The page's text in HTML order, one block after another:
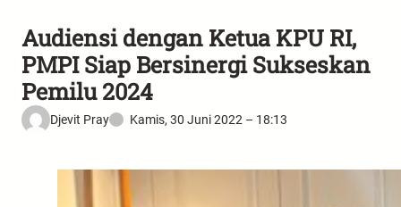
Audiensi dengan Ketua KPU RI,
PMPI Siap Bersinergi Sukseskan
Pemilu 2024
Djevit Pray Kamis, 30 Juni 2022 – 18:13